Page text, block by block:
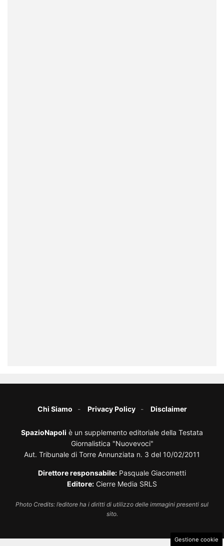
Chi Siamo Privacy Policy Disclaimer
SpazioNapoli è un supplemento editoriale della Testata
Giornalistica "Nuovevoci"
Aut. Tribunale di Torre Annunziata n. 3 del 10/02/2011
Direttore responsabile: Pasquale Giacometti
Editore: Cierre Media SRLS
Photo Credits: l’editore ha i diritti di utilizzo delle immagini presenti sul
sito.
Gestione cookie